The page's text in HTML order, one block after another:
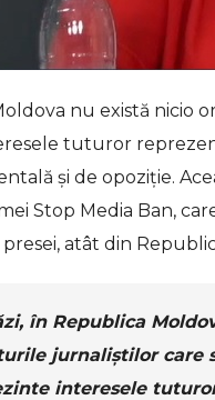
nu există nicio
tuturor
și de opoziție.
Stop Media Ban,
atât din
în Republica
jurnaliștilor care
interesele